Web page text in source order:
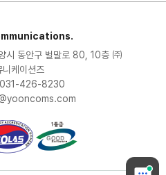
시 동안구 벌말로 80, 10층 ㈜
니케이션즈
031-426-8230